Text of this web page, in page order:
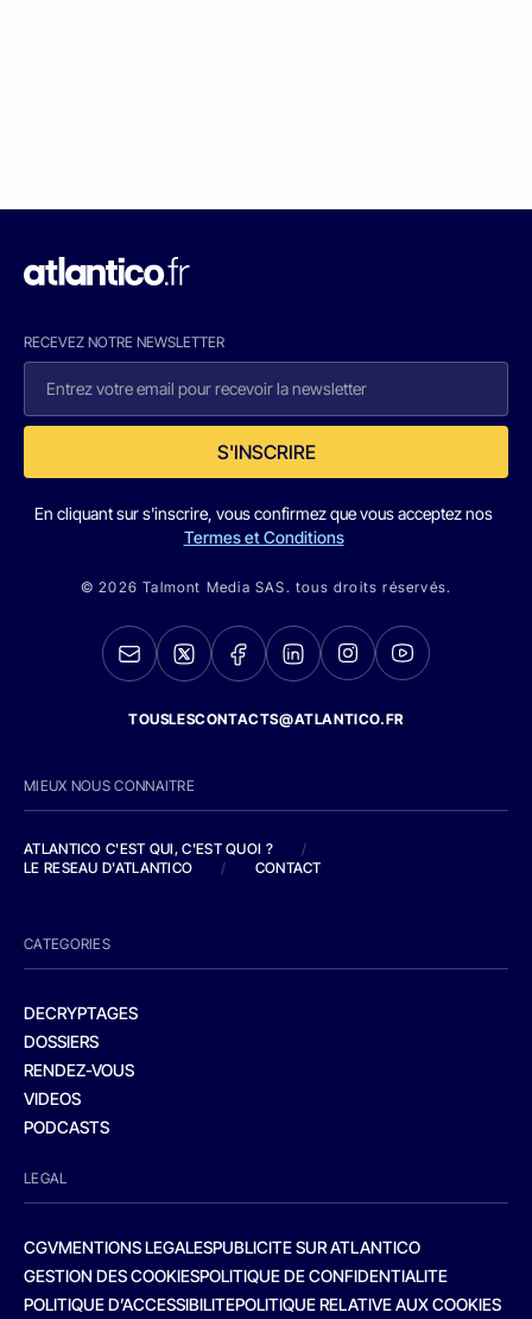
RECEVEZ NOTRE NEWSLETTER
S'INSCRIRE
En cliquant sur s'inscrire, vous confirmez que vous acceptez nos
Termes et Conditions
© 2026 Talmont Media SAS. tous droits réservés.
TOUSLESCONTACTS@ATLANTICO.FR
MIEUX NOUS CONNAITRE
ATLANTICO C'EST QUI, C'EST QUOI ?
/
LE RESEAU D'ATLANTICO
/ CONTACT
CATEGORIES
DECRYPTAGES
DOSSIERS
RENDEZ-VOUS
VIDEOS
PODCASTS
LEGAL
CGVMENTIONS LEGALESPUBLICITE SUR ATLANTICO
GESTION DES COOKIESPOLITIQUE DE CONFIDENTIALITE
POLITIQUE D’ACCESSIBILITEPOLITIQUE RELATIVE AUX COOKIES